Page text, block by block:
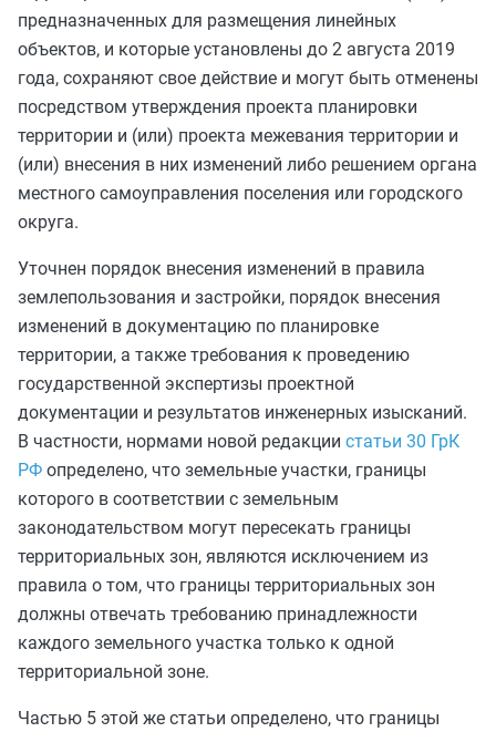
предназначенных для размещения линейных
объектов, и которые установлены до 2 августа 2019
года, сохраняют свое действие и могут быть отменены
посредством утверждения проекта планировки
территории и (или) проекта межевания территории и
(или) внесения в них изменений либо решением органа
местного самоуправления поселения или городского
округа.
Уточнен порядок внесения изменений в правила
землепользования и застройки, порядок внесения
изменений в документацию по планировке
территории, а также требования к проведению
государственной экспертизы проектной
документации и результатов инженерных изысканий.
В частности, нормами новой редакции статьи 30 ГрК
РФ определено, что земельные участки, границы
которого в соответствии с земельным
законодательством могут пересекать границы
территориальных зон, являются исключением из
правила о том, что границы территориальных зон
должны отвечать требованию принадлежности
каждого земельного участка только к одной
территориальной зоне.
Частью 5 этой же статьи определено, что границы